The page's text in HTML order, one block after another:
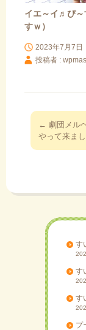
イエ～イ♬ぴ～
すｗ）
2023年7月7日
投稿者 :
投
稿
ナ
← 劇団メル
やって来まし
す
す
す
プ